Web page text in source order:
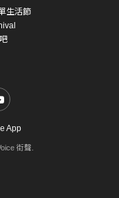
生活節
App
街聲.